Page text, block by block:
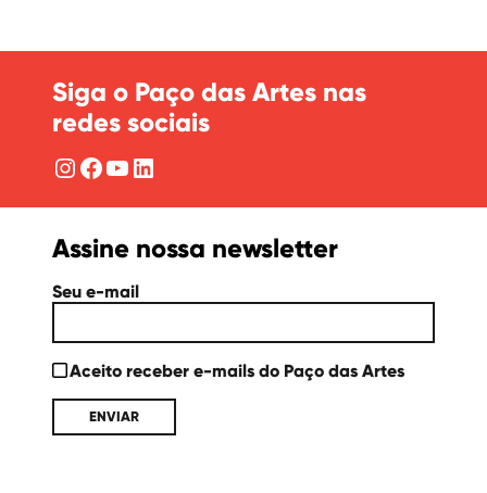
Siga o Paço das Artes nas
redes sociais
Instagram
Facebook
YouTube
LinkedIn
Assine nossa newsletter
Seu e-mail
Aceito receber e-mails do Paço das Artes